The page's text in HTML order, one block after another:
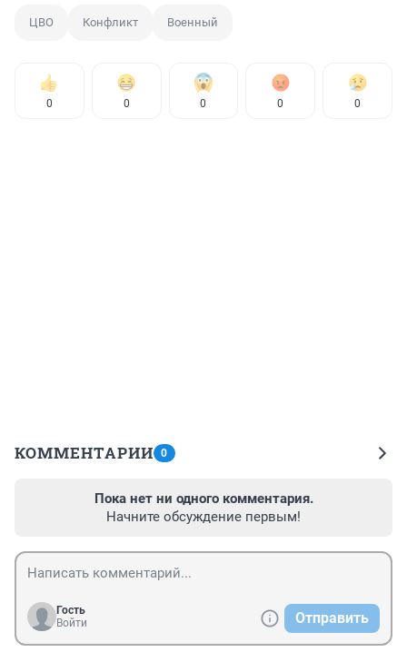
ЦВО Конфликт Военный
0 0 0 0 0
КОММЕНТАРИИ 0
Пока нет ни одного комментария.
Начните обсуждение первым!
Гость
Войти
Отправить